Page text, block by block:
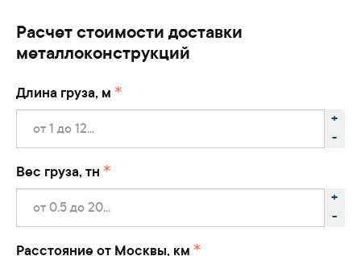
Расчет стоимости доставки
металлоконструкций
Длина груза, м
+
-
Вес груза, тн
+
-
Расстояние от Москвы, км